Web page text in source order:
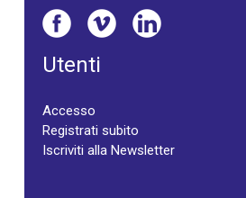
Utenti
Accesso
Registrati subito
Iscriviti alla Newsletter